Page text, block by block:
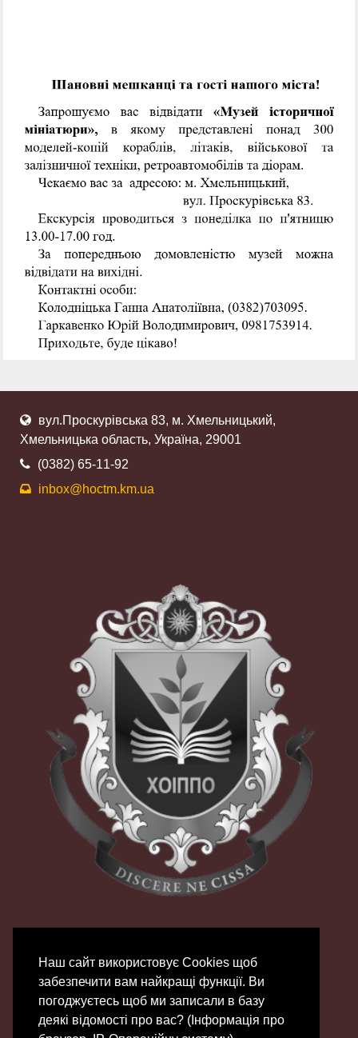
Наш сайт використовує Сookies щоб
забезпечити вам найкращі функції. Ви
погоджуєтесь щоб ми записали в базу
деякі відомості про вас? (Інформація про
вул.Проскурівська 83, м. Хмельницький,
Хмельницька область, Україна, 29001
(0382) 65-11-92
inbox@hoctm.km.ua
© 2007 - 2026 | ХОЦНТТУМ